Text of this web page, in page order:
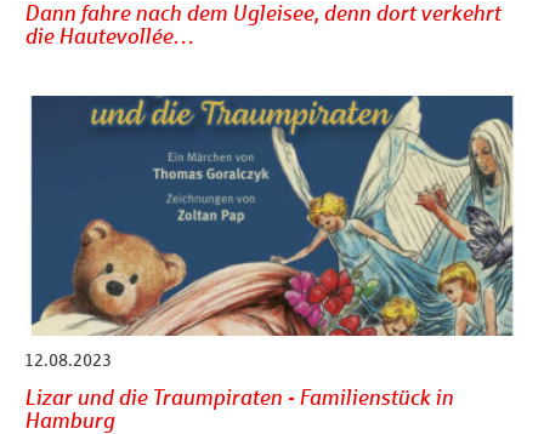
Dann fahre nach dem Ugleisee, denn dort verkehrt
die Hautevollée…
12.08.2023
Lizar und die Traumpiraten - Familienstück in
Hamburg